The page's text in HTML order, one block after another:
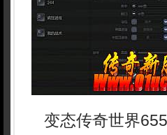
变态传奇世界